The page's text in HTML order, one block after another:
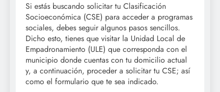
Si estás buscando solicitar tu Clasificación
Socioeconómica (CSE) para acceder a programas
sociales, debes seguir algunos pasos sencillos.
Dicho esto, tienes que visitar la Unidad Local de
Empadronamiento (ULE) que corresponda con el
municipio donde cuentas con tu domicilio actual
y, a continuación, proceder a solicitar tu CSE; así
como el formulario que te sea indicado.